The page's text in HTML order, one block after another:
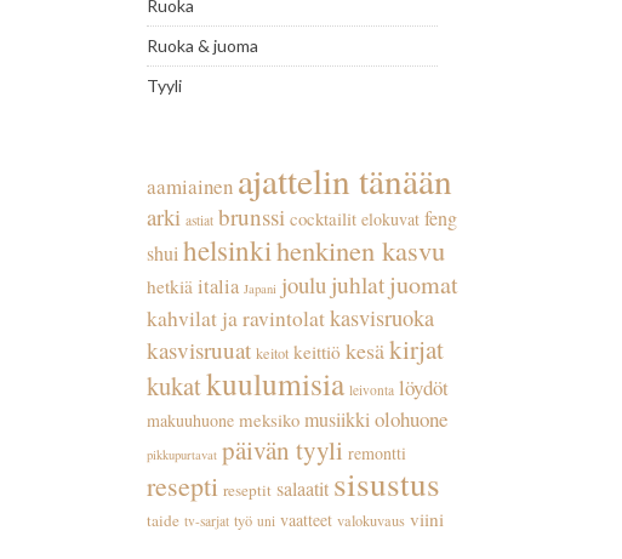
Ruoka
Ruoka & juoma
Tyyli
aamiainen ajattelin tänään
arki astiat brunssi cocktailit elokuvat feng
shuihelsinkihenkinen kasvu
hetkiä italia Japani joulu juhlatjuomat
kahvilat ja ravintolatkasvisruoka
kasvisruuat keitot keittiö kesä kirjat
kukatkuulumisia leivonta löydöt
makuuhuone meksiko musiikkiolohuone
pikkupurtavat päivän tyyli remontti
resepti reseptit salaatit sisustus
taide tv-sarjat työ uni vaatteet valokuvaus viini